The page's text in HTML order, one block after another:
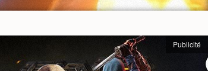
Publicité